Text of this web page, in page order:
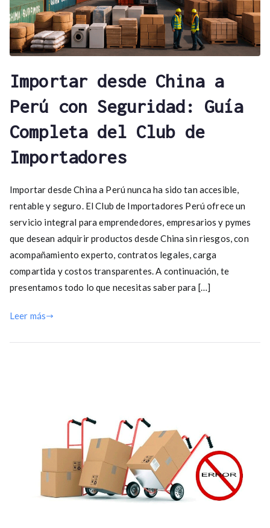
Importar desde China a
Perú con Seguridad: Guía
Completa del Club de
Importadores
Importar desde China a Perú nunca ha sido tan accesible,
rentable y seguro. El Club de Importadores Perú ofrece un
servicio integral para emprendedores, empresarios y pymes
que desean adquirir productos desde China sin riesgos, con
acompañamiento experto, contratos legales, carga
compartida y costos transparentes. A continuación, te
presentamos todo lo que necesitas saber para […]
Leer más